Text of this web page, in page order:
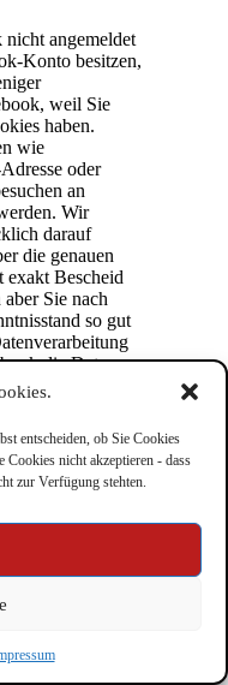
entscheiden, ob Sie Cookies
Cookies nicht akzeptieren - dass
zur Verfügung stehten.
nicht angemeldet
Konto besitzen,
weil Sie
haben.
wie
oder
an
Wir
darauf
die genauen
exakt Bescheid
Sie nach
so gut
die Daten
den
about/privacy/
Generator